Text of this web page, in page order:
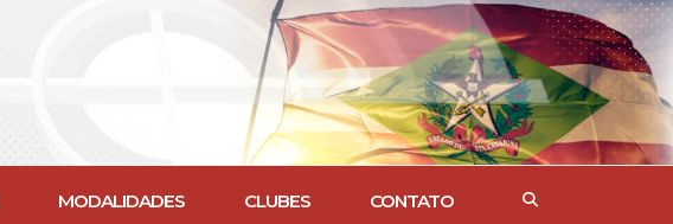
MODALIDADES CLUBES CONTATO